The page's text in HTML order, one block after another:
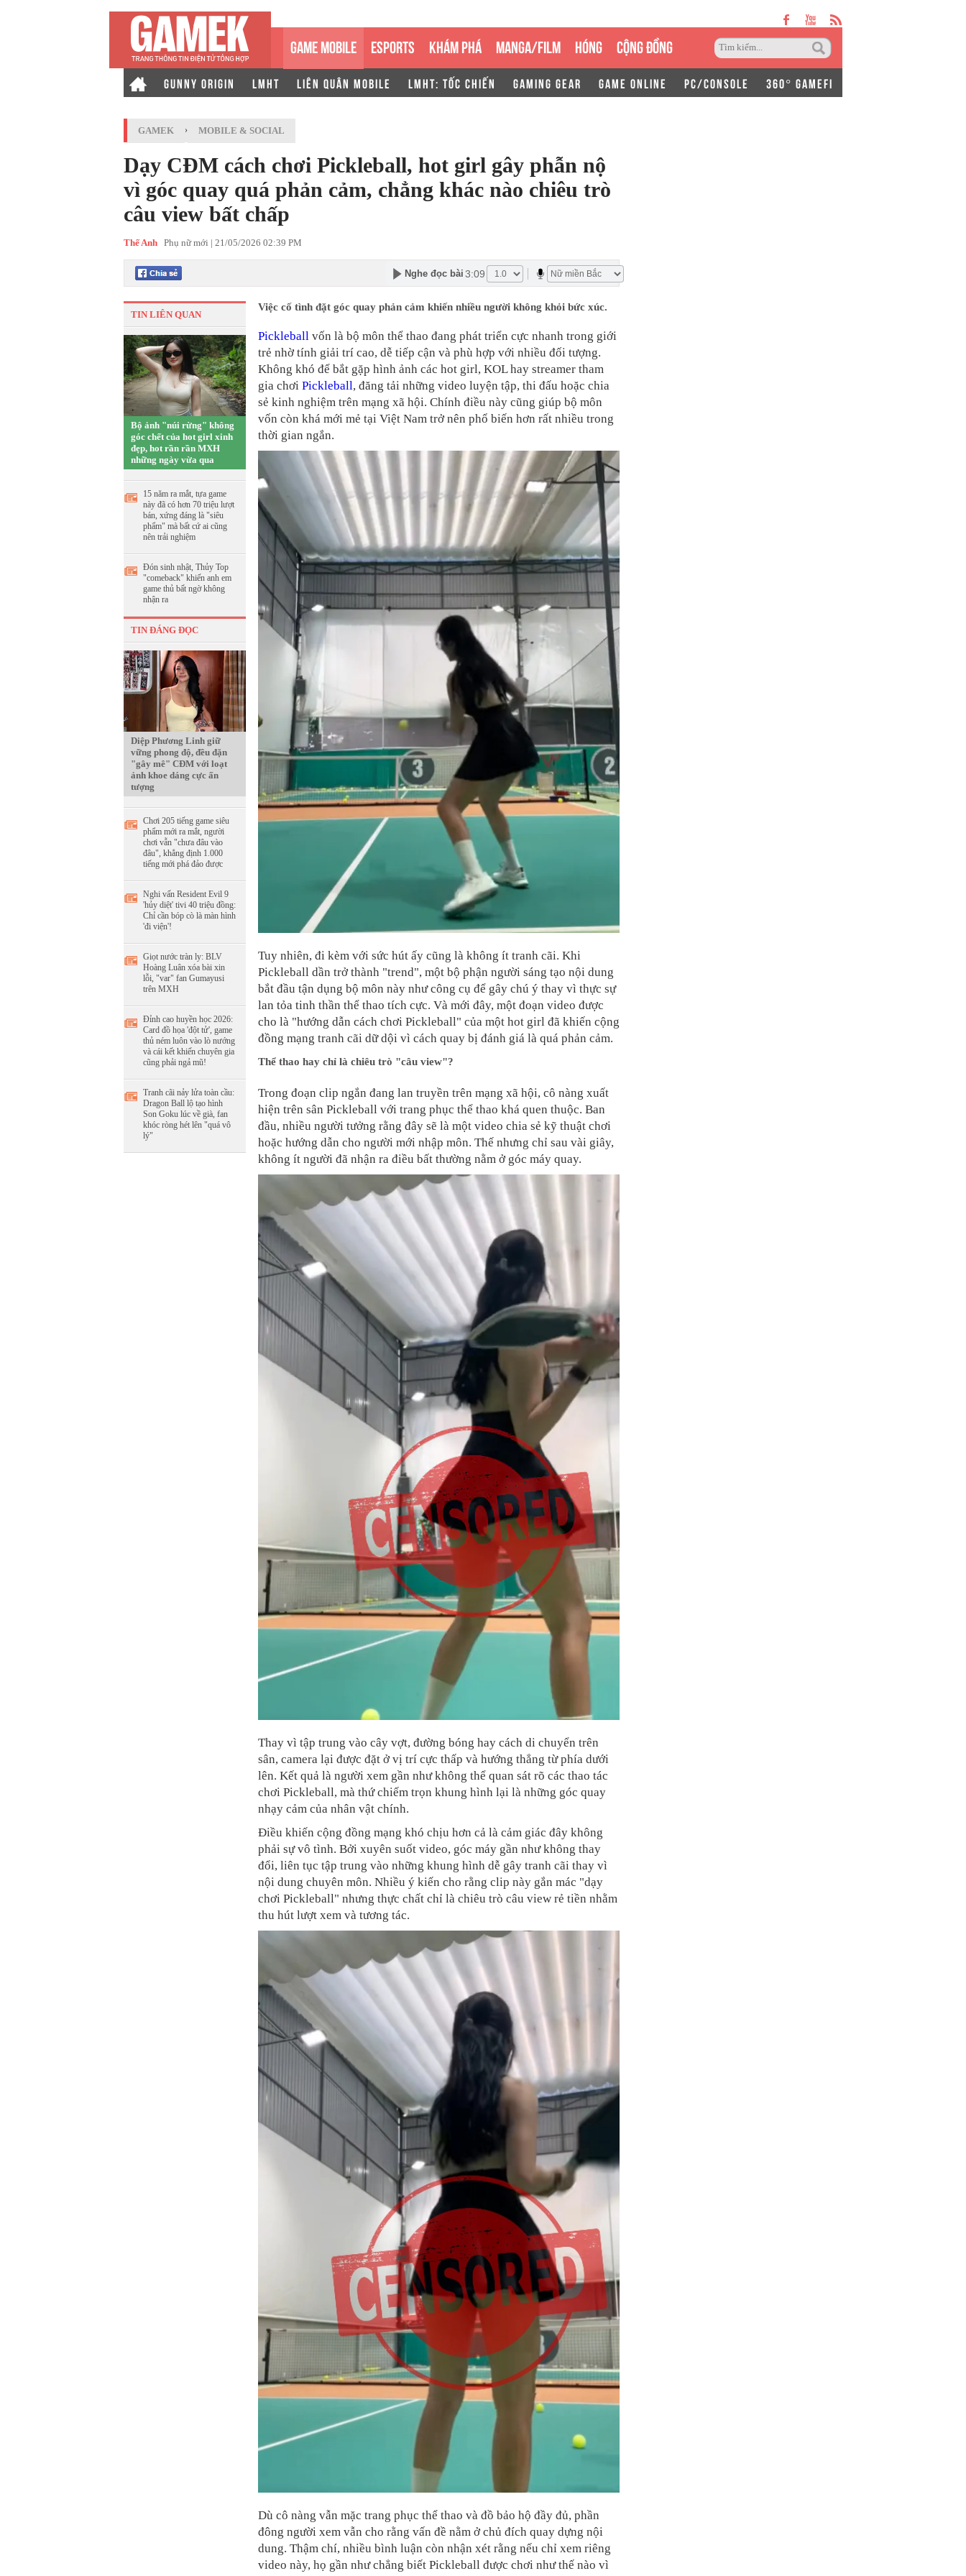
GAME MOBILE ESPORTS KHÁM PHÁ MANGA/FILM HÓNG CỘNG ĐỒNG
GUNNY ORIGIN LMHT LIÊN QUÂN MOBILE LMHT: TỐC CHIẾN GAMING GEAR GAME ONLINE PC/CONSOLE 360° GAMEFI
GAMEK › MOBILE & SOCIAL
Dạy CĐM cách chơi Pickleball, hot girl gây phẫn nộ
vì góc quay quá phản cảm, chẳng khác nào chiêu trò
câu view bất chấp
Thế Anh Phụ nữ mới | 21/05/2026 02:39 PM
Nghe đọc bài 3:09
TIN LIÊN QUAN
Bộ ảnh "núi rừng" không
góc chết của hot girl xinh
đẹp, hot rần rần MXH
những ngày vừa qua
15 năm ra mắt, tựa game
này đã có hơn 70 triệu lượt
bán, xứng đáng là "siêu
phẩm" mà bất cứ ai cũng
nên trải nghiệm
Đón sinh nhật, Thủy Top
"comeback" khiến anh em
game thủ bất ngờ không
nhận ra
TIN ĐÁNG ĐỌC
Diệp Phương Linh giữ
vững phong độ, đều đặn
"gây mê" CĐM với loạt
ảnh khoe dáng cực ấn
tượng
Chơi 205 tiếng game siêu
phẩm mới ra mắt, người
chơi vẫn "chưa đâu vào
đâu", khẳng định 1.000
tiếng mới phá đảo được
Nghi vấn Resident Evil 9
'hủy diệt' tivi 40 triệu đồng:
Chỉ cần bóp cò là màn hình
'đi viện'!
Giọt nước tràn ly: BLV
Hoàng Luân xóa bài xin
lỗi, "var" fan Gumayusi
trên MXH
Đỉnh cao huyền học 2026:
Card đồ họa 'đột tử', game
thủ ném luôn vào lò nướng
và cái kết khiến chuyên gia
cũng phải ngả mũ!
Tranh cãi nảy lửa toàn cầu:
Dragon Ball lộ tạo hình
Son Goku lúc về già, fan
khóc ròng hét lên "quá vô
lý"
Việc cố tình đặt góc quay phản cảm khiến nhiều người không khỏi bức xúc.
Pickleball vốn là bộ môn thể thao đang phát triển cực nhanh trong giới
trẻ nhờ tính giải trí cao, dễ tiếp cận và phù hợp với nhiều đối tượng.
Không khó để bắt gặp hình ảnh các hot girl, KOL hay streamer tham
gia chơi Pickleball, đăng tải những video luyện tập, thi đấu hoặc chia
sẻ kinh nghiệm trên mạng xã hội. Chính điều này cũng giúp bộ môn
vốn còn khá mới mẻ tại Việt Nam trở nên phổ biến hơn rất nhiều trong
thời gian ngắn.
Tuy nhiên, đi kèm với sức hút ấy cũng là không ít tranh cãi. Khi
Pickleball dần trở thành "trend", một bộ phận người sáng tạo nội dung
bắt đầu tận dụng bộ môn này như công cụ để gây chú ý thay vì thực sự
lan tỏa tinh thần thể thao tích cực. Và mới đây, một đoạn video được
cho là "hướng dẫn cách chơi Pickleball" của một hot girl đã khiến cộng
đồng mạng tranh cãi dữ dội vì cách quay bị đánh giá là quá phản cảm.
Thể thao hay chỉ là chiêu trò "câu view"?
Trong đoạn clip ngắn đang lan truyền trên mạng xã hội, cô nàng xuất
hiện trên sân Pickleball với trang phục thể thao khá quen thuộc. Ban
đầu, nhiều người tưởng rằng đây sẽ là một video chia sẻ kỹ thuật chơi
hoặc hướng dẫn cho người mới nhập môn. Thế nhưng chỉ sau vài giây,
không ít người đã nhận ra điều bất thường nằm ở góc máy quay.
Thay vì tập trung vào cây vợt, đường bóng hay cách di chuyển trên
sân, camera lại được đặt ở vị trí cực thấp và hướng thẳng từ phía dưới
lên. Kết quả là người xem gần như không thể quan sát rõ các thao tác
chơi Pickleball, mà thứ chiếm trọn khung hình lại là những góc quay
nhạy cảm của nhân vật chính.
Điều khiến cộng đồng mạng khó chịu hơn cả là cảm giác đây không
phải sự vô tình. Bởi xuyên suốt video, góc máy gần như không thay
đổi, liên tục tập trung vào những khung hình dễ gây tranh cãi thay vì
nội dung chuyên môn. Nhiều ý kiến cho rằng clip này gắn mác "dạy
chơi Pickleball" nhưng thực chất chỉ là chiêu trò câu view rẻ tiền nhằm
thu hút lượt xem và tương tác.
Dù cô nàng vẫn mặc trang phục thể thao và đồ bảo hộ đầy đủ, phần
đông người xem vẫn cho rằng vấn đề nằm ở chủ đích quay dựng nội
dung. Thậm chí, nhiều bình luận còn nhận xét rằng nếu chỉ xem riêng
video này, họ gần như chẳng biết Pickleball được chơi như thế nào vì